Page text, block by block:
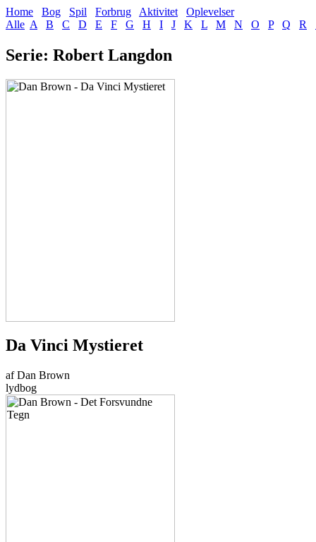
Home Bog Spil Forbrug Aktivitet
Oplevelser
Alle A B C D E F G H I J K L M N O P Q R
Serie: Robert Langdon
Da Vinci Mystieret
af Dan Brown
lydbog